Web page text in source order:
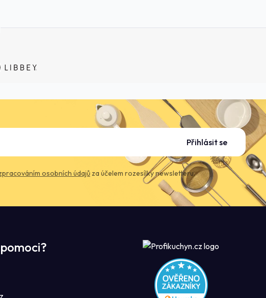
Přihlásit se
osobních údajůza účelem rozesílky newsletteru.